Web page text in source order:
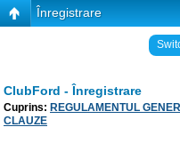
Înregistrare
ClubFord - Înregistrare
Cuprins: REGULAMENTUL
CLAUZE